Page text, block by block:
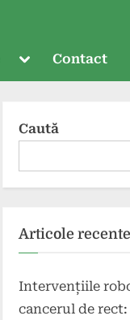
Toggle
menu
Contact
Caută
Articole recente
Intervențiile
cancerul de